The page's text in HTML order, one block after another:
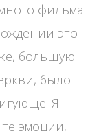
фильма
это
большую
было
Я
эмоции,